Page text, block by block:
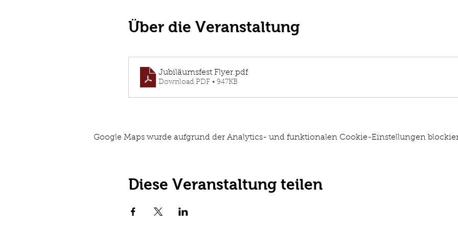
Über die Veranstaltung
Jubiläumsfest Flyer.pdf
Download PDF • 947KB
Google Maps wurde aufgrund der Analytics- und funktionalen Cookie-Einstellungen
Diese Veranstaltung teilen